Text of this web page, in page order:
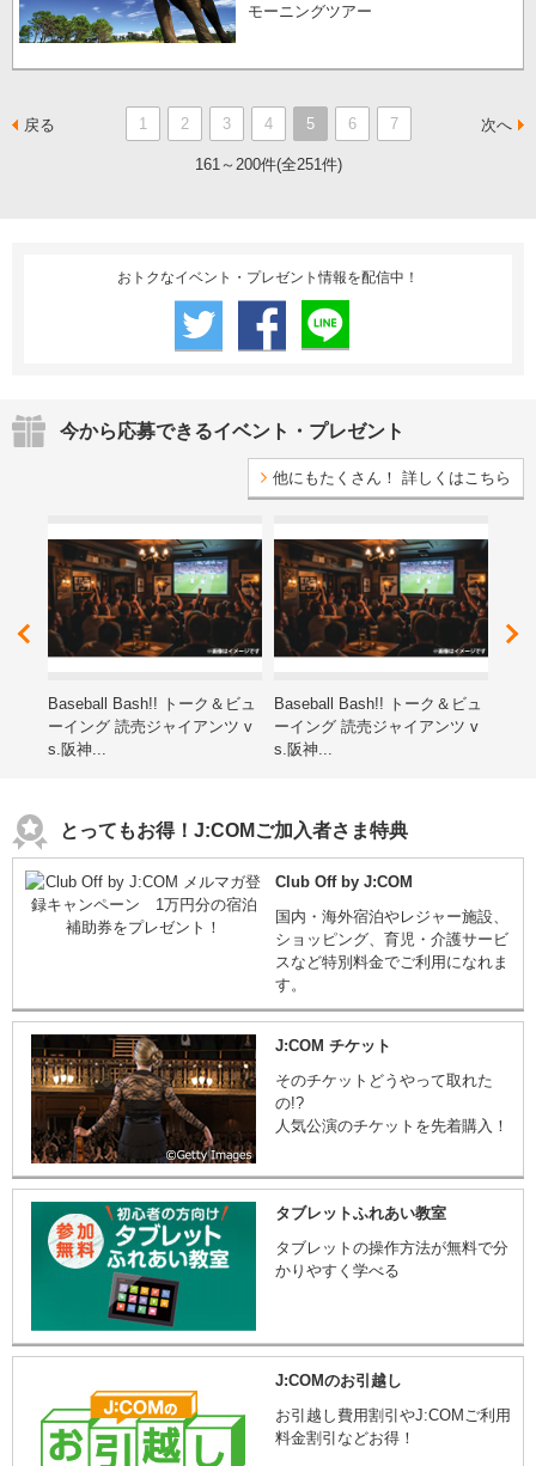
モーニングツアー
戻る 1 2 3 4 5 6 7 次へ
161～200件(全251件)
おトクなイベント・プレゼント情報を配信中！
今から応募できるイベント・プレゼント
他にもたくさん！ 詳しくはこちら
Baseball Bash!! トーク＆ビュ
ーイング 読売ジャイアンツ v
s.阪神...
Baseball Bash!! トーク＆ビュ
ーイング 読売ジャイアンツ v
s.阪神...
とってもお得！J:COMご加入者さま特典
Club Off by J:COM
国内・海外宿泊やレジャー施設、
ショッピング、育児・介護サービ
スなど特別料金でご利用になれま
す。
J:COM チケット
そのチケットどうやって取れた
の!?
人気公演のチケットを先着購入！
タブレットふれあい教室
タブレットの操作方法が無料で分
かりやすく学べる
J:COMのお引越し
お引越し費用割引やJ:COMご利用
料金割引などお得！